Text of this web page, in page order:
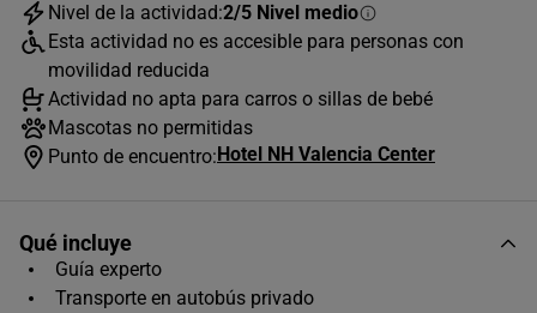
AGOSTO
J
1
2
10
11
17
18 19 20 21 22
Nivel de la actividad:2/5 Nivel medio
Esta actividad no es accesible para personas con
movilidad reducida
Actividad no apta para carros o sillas de bebé
Mascotas no permitidas
Punto de encuentro:Hotel NH Valencia Center
Qué incluye
Guía experto
Transporte en autobús privado